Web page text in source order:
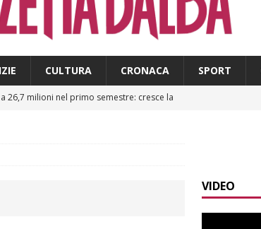
CULTURA CRONACA SPORT
26,7 milioni nel primo semestre: cresce la
a Scaparoni per i lavori della nuova
VIDEO